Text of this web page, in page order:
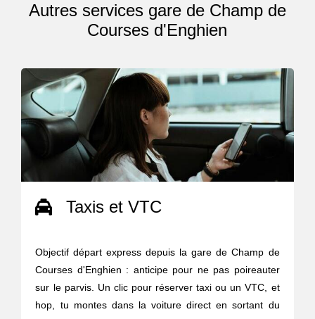
Autres services gare de Champ de
Courses d'Enghien
Taxis et VTC
Objectif départ express depuis la gare de Champ de
Courses d'Enghien : anticipe pour ne pas poireauter
sur le parvis. Un clic pour réserver taxi ou un VTC, et
hop, tu montes dans la voiture direct en sortant du